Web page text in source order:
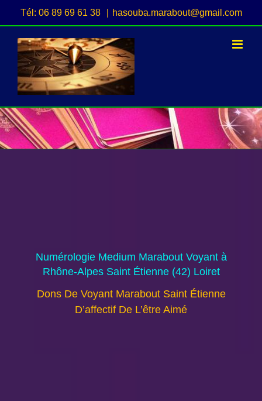
Passer
au
contenu
Tél: 06 89 69 61 38 hasouba.marabout@gmail.com
Numérologie Medium Marabout Voyant à
Rhône-Alpes Saint Étienne (42) Loiret
Dons De Voyant Marabout Saint Étienne
D’affectif De L’être Aimé